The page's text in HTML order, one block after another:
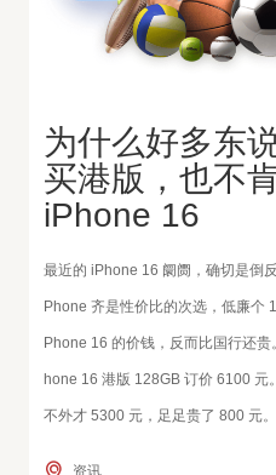
为什么好多东
买港版，也不
iPhone 16
最近的 iPhone 16 阛阓，确切是倒
Phone 齐是性价比的次选，低廉个
Phone 16 的价钱，反而比国行还
hone 16 港版 128GB 订价 6100
不外才 5300 元，足足贵了 800 元